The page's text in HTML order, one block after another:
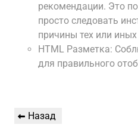
рекомендации. Это
просто следовать
причины тех или
HTML Разметка:
для правильного
Навигация
Предыдущая
Назад